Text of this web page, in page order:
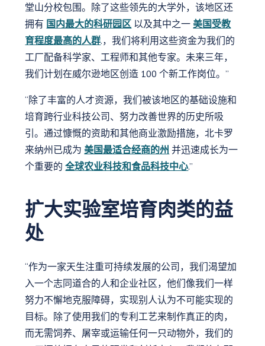
堂山分校包围。除了这些领先的大学外，该地区还
拥有 国内最大的科研园区 以及其中之一美国受教
育程度最高的人群.，我们将利用这些资金为我们的
工厂配备科学家、工程师和其他专家。未来三年，
我们计划在威尔逊地区创造 100 个新工作岗位。”
“除了丰富的人才资源，我们被该地区的基础设施和
培育跨行业科技公司、努力改善世界的历史所吸
引。通过慷慨的资助和其他商业激励措施，北卡罗
来纳州已成为美国最适合经商的州 并迅速成长为一
个重要的全球农业科技和食品科技中心.”
扩大实验室培育肉类的益
处
“作为一家天生注重可持续发展的公司，我们渴望加
入一个志同道合的人和企业社区，他们像我们一样
努力不懈地克服障碍，实现别人认为不可能实现的
目标。除了使用我们的专利工艺来制作真正的肉，
而无需饲养、屠宰或运输任何一只动物外，我们的